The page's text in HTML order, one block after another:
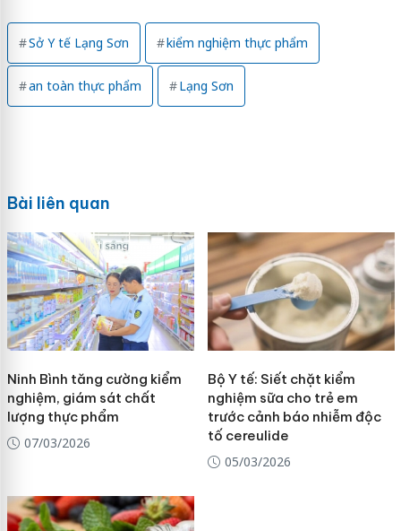
Sở Y tế Lạng Sơn kiểm nghiệm thực phẩm
an toàn thực phẩm Lạng Sơn
Bài liên quan
Ninh Bình tăng cường kiểm
nghiệm, giám sát chất
lượng thực phẩm
07/03/2026
Bộ Y tế: Siết chặt kiểm
nghiệm sữa cho trẻ em
trước cảnh báo nhiễm độc
tố cereulide
05/03/2026